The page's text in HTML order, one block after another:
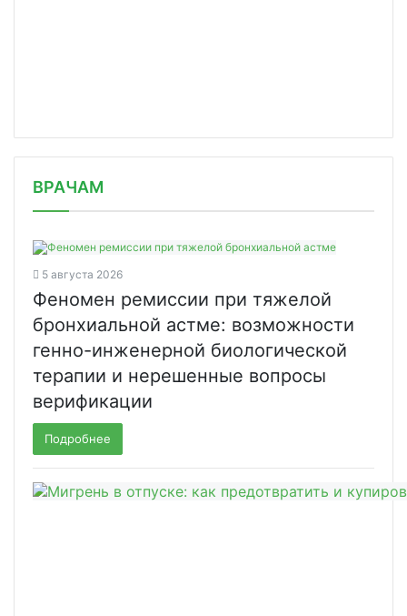
covid-19/
ВРАЧАМ
5 августа 2026
Феномен ремиссии при тяжелой
бронхиальной астме: возможности
генно-инженерной биологической
терапии и нерешенные вопросы
верификации
Подробнее